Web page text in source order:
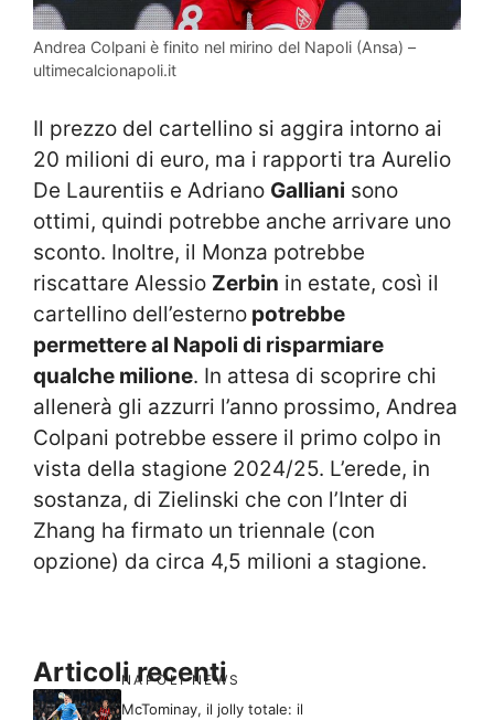
Andrea Colpani è finito nel mirino del Napoli (Ansa) –
ultimecalcionapoli.it
Il prezzo del cartellino si aggira intorno ai
20 milioni di euro, ma i rapporti tra Aurelio
De Laurentiis e Adriano Galliani sono
ottimi, quindi potrebbe anche arrivare uno
sconto. Inoltre, il Monza potrebbe
riscattare Alessio Zerbin in estate, così il
cartellino dell’esterno potrebbe
permettere al Napoli di risparmiare
qualche milione. In attesa di scoprire chi
allenerà gli azzurri l’anno prossimo, Andrea
Colpani potrebbe essere il primo colpo in
vista della stagione 2024/25. L’erede, in
sostanza, di Zielinski che con l’Inter di
Zhang ha firmato un triennale (con
opzione) da circa 4,5 milioni a stagione.
Articoli recenti
NAPOLI NEWS
McTominay, il jolly totale: il